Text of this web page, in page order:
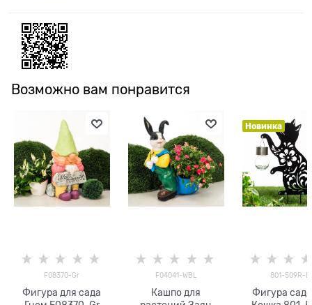
Возможно вам понравится
F08370-Gr
Фигура для сада
F04041-WBL
Кашпо для
Новинка
801-509R-B
Фигура